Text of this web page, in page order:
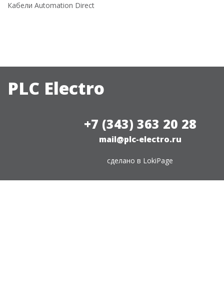
Кабели Automation Direct
PLC Electro
+7 (343) 363 20 28
mail@plc-electro.ru
сделано в LokiPage